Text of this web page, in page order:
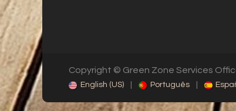
Copyright © Green Zone Services
English (US) Português